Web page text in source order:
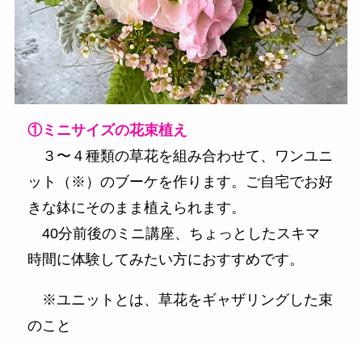
①ミニサイズの花束植え
３〜４種類の草花を組み合わせて、ワンユニ
ット（※）のブーケを作ります。ご自宅でお好
きな鉢にそのまま植えられます。
40分前後のミニ講座、ちょっとしたスキマ
時間に体験してみたい方におすすめです。
※ユニットとは、草花をギャザリングした束
のこと